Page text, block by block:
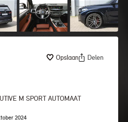
Opslaan Delen
M SPORT AUTOMAAT
2024